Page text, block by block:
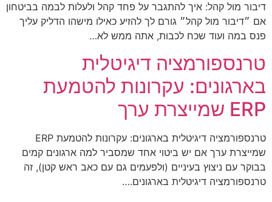
דיבור מול קהל: איך להתגבר על פחד קהל ולעלות לבמה בביטחון
אם ״דיבור מול קהל״ גורם לך להזיע כאילו מישהו הדליק עליך
פנס במה ועוד שכח לכבות, אתה ממש לא…
טרנספורמציה דיגיטלית
בארגונים: עקרונות להטמעת
ERP שמייצרת ערך
טרנספורמציה דיגיטלית בארגונים: עקרונות להטמעת ERP
שמייצרת ערך אם יש ביטוי אחד שמסביר למה ארגונים קמים
בבוקר עם ניצוץ בעיניים (ולפעמים גם עם כאב ראש קטן), זה
טרנספורמציה דיגיטלית בארגונים.…